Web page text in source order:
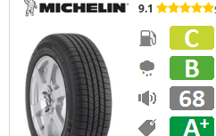
9.1